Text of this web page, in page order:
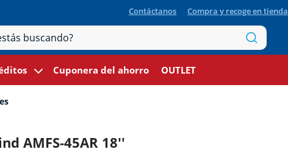
Contáctanos Compra y recoge en tienda
Cuponera del ahorro OUTLET
AMFS-45AR 18''